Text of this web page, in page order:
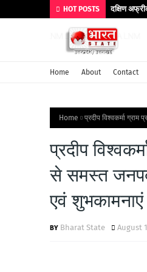
HOT POSTS दक्षिण
Home About Contact
Home प्रदीप विश्वकर्मा
प्रदीप
से समस्त जनपद
एवं शुभकामनाएं
Bharat State August